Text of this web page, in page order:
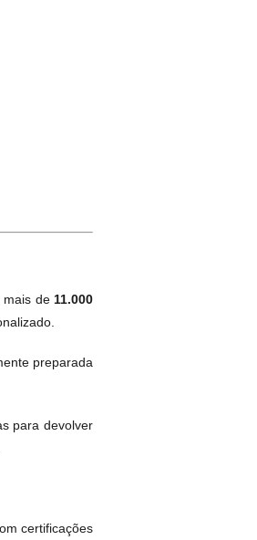
mais de11.000
preparada
para devolver
certificações